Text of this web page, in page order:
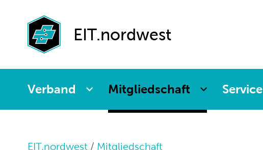
EIT.nordwest
Verband Mitgliedschaft Service
EIT.nordwest Mitgliedschaft